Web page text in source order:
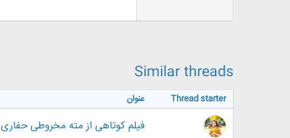
Similar threads
Thread starter عنوان
فیلم کوتاهی از مته مخروطی حفاری